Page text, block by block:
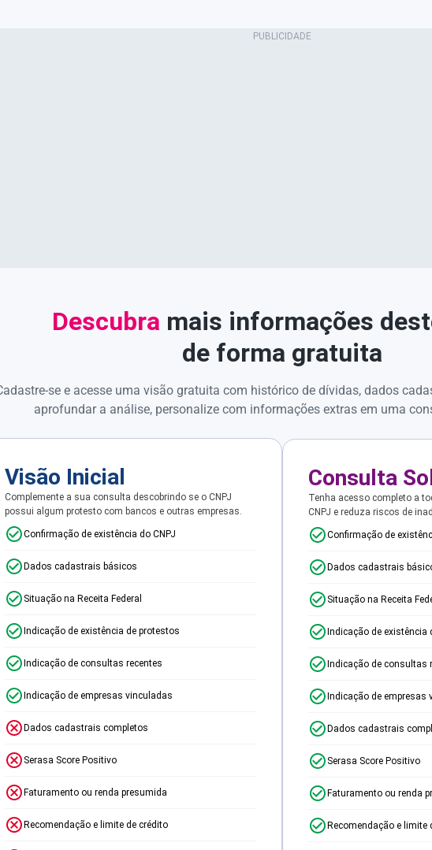
Descubra mais informações
de forma gratuita
se e acesse uma visão gratuita com histórico de dívidas, dados
aprofundar a análise, personalize com informações extras em uma
Visão Inicial
Complemente a sua consulta descobrindo se o CNPJ
possui algum protesto com bancos e outras empresas.
Confirmação de existência do CNPJ
Dados cadastrais básicos
Situação na Receita Federal
Indicação de existência de protestos
Indicação de consultas recentes
Indicação de empresas vinculadas
Dados cadastrais completos
Serasa Score Positivo
Faturamento ou renda presumida
Recomendação e limite de crédito
Consulta
Tenha acesso completo a
CNPJ e reduza riscos de
Confirmação de
Dados cadastrais
Situação na Receita
Indicação de existência
Indicação de consultas
Indicação de empresas
Dados cadastrais
Serasa Score Positivo
Faturamento ou renda
Recomendação e limite